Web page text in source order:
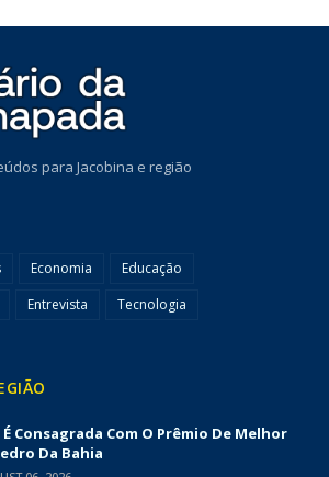
para Jacobina e região
Economia
Educação
Entrevista Tecnologia
É Consagrada Com O Prêmio De Melhor
Da Bahia